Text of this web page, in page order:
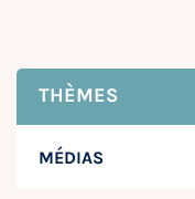
THÈMES
MÉDIAS